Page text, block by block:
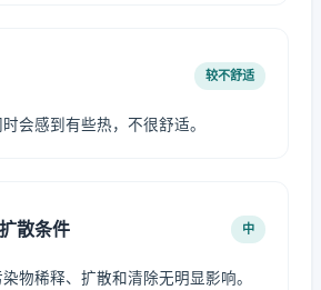
较不舒适
会感到有些热，不很舒适。
散条件 中
物稀释、扩散和清除无明显影响。